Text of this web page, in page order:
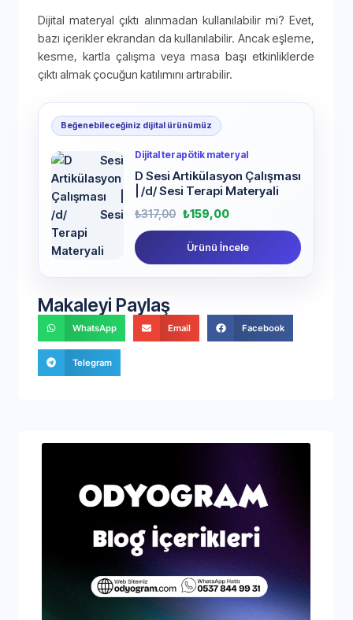
Dijital materyal çıktı alınmadan kullanılabilir mi? Evet,
bazı içerikler ekrandan da kullanılabilir. Ancak eşleme,
kesme, kartla çalışma veya masa başı etkinliklerde
çıktı almak çocuğun katılımını artırabilir.
Beğenebileceğiniz dijital ürünümüz
Dijital terapötik materyal
D Sesi Artikülasyon Çalışması
| /d/ Sesi Terapi Materyali
₺317,00 ₺159,00
Ürünü İncele
Makaleyi Paylaş
WhatsApp Email Facebook
Telegram